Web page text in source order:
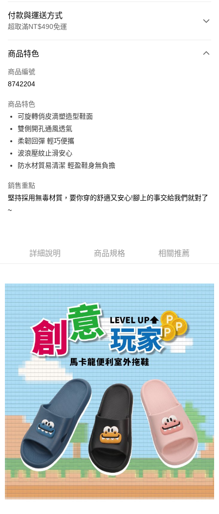
付款與運送方式
超取滿NT$490免運
信用卡一次付款
超商取貨付款
Apple Pay
街口支付
悠遊付
Google Pay
AFTEE先享後付
相關說明
３．安心：先確認商品／服務後，再付款。
結帳頁面，進行簡訊認證並確認金額後，即可完成結帳。
２．訂單成立數日內，您將收到繳費通知簡訊。
３．收到繳費通知簡訊後14天內，點擊此簡訊中的連結，可透過四大超商／
ATM／網路銀行／等多元方式進行付款，方視為交易完成。
※ 請注意：結帳手續完成當下不需立刻繳費，但若您需要取消訂單，請聯絡
購買商品的店家。未經商家同意取消之訂單仍視為有效，需透過AFTEE先享
後付繳納相關費用。
※ 交易是否成功請以「AFTEE先享後付 」之結帳頁面顯示為準，若有關於
是否繳費成功／繳費後需取消欲退款等相關疑問，請聯繫「AFTEE先享後付
客戶支援中心」https://netprotections.freshdesk.com/support/home
【注意事項】
１．透過由恩沛科技股份有限公司提供之「AFTEE先享後付」服務完成之交
易，需依本服務之必要範圍內提供個人資料，並將交易相關給付款項請求債
權轉讓予恩沛科技股份有限公司。
２．關於個人資料處理事宜，請瀏覽以下網址：
https://aftee.tw/terms/#terms3
３．未成年的使用者請事先徵得法定代理人或監護人之同意方可使用
「AFTEE先享後付」，若未經同意申辦者引起之損失，本公司不負相關責
任。
４．使用「AFTEE先享後付」時，將依據個別帳號之用戶狀況，依本公司即
時審查核予不同之上限額度；若仍有額度不足之情形，本公司將視審查結果
請求用戶進行身份認證。
５．嚴禁一人註冊多個帳號或使用他人資訊註冊。若發現惡意使用之情形，
恩沛科技股份有限公司將有權停止該用戶之使用額度並採取法律行動。
全家取貨付款
付款後 全家取貨
每筆NT$80，滿NT$490(含以上)免運費
7-11取貨付款
每筆NT$80，滿NT$490(含以上)免運費
付款後 7-11取貨
每筆NT$80，滿NT$490(含以上)免運費
宅配
每筆NT$80，滿NT$490(含以上)免運費
離島宅配
每筆NT$150，滿NT$800(含以上)免運費
港澳地區 查看運費
商品特色
商品編號
8742204
商品特色
可旋轉俏皮滴塑造型鞋面
雙側開孔通風透氣
柔韌回彈 輕巧便攜
波浪壓紋止滑安心
防水材質易清潔 輕盈鞋身無負擔
銷售重點
堅持採用無毒材質，要你穿的舒適又安心!腳上的事交給我們就對了
~
詳細說明 商品規格 相關推薦